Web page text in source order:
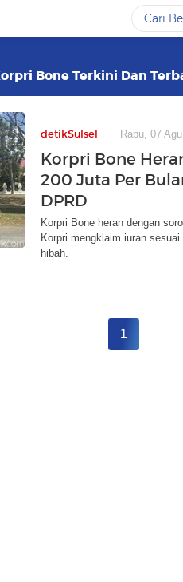
Bone Terkini Dan
detikSulsel Rabu, 07
Korpri Bone
200 Juta Per
DPRD
Korpri Bone heran dengan
Korpri mengklaim iuran
hibah.
1